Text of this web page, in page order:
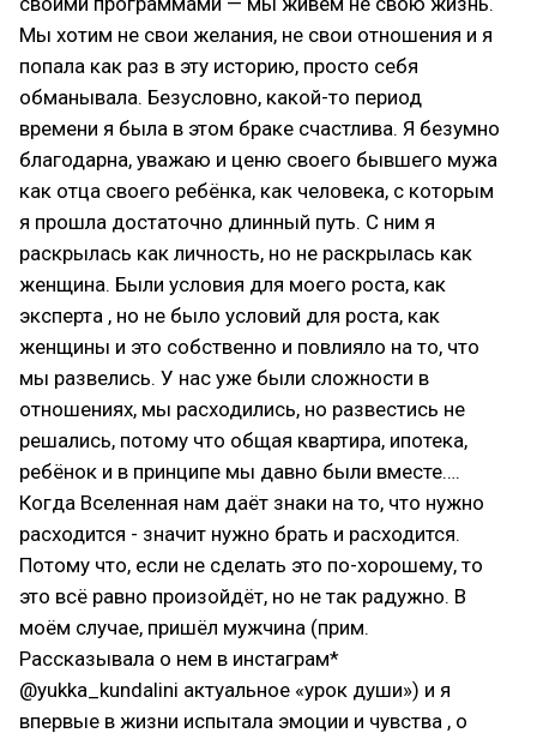
Мы хотим не свои желания, не свои отношения и я
попала как раз в эту историю, просто себя
обманывала. Безусловно, какой-то период
времени я была в этом браке счастлива. Я безумно
благодарна, уважаю и ценю своего бывшего мужа
как отца своего ребёнка, как человека, с которым
я прошла достаточно длинный путь. С ним я
раскрылась как личность, но не раскрылась как
женщина. Были условия для моего роста, как
эксперта , но не было условий для роста, как
женщины и это собственно и повлияло на то, что
мы развелись. У нас уже были сложности в
отношениях, мы расходились, но развестись не
решались, потому что общая квартира, ипотека,
ребёнок и в принципе мы давно были вместе….
Когда Вселенная нам даёт знаки на то, что нужно
расходится - значит нужно брать и расходится.
Потому что, если не сделать это по-хорошему, то
это всё равно произойдёт, но не так радужно. В
моём случае, пришёл мужчина (прим.
Рассказывала о нем в инстаграм*
@yukka_kundalini актуальное «урок души») и я
впервые в жизни испытала эмоции и чувства , о